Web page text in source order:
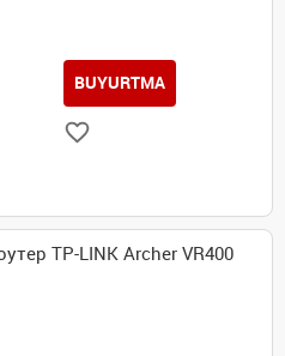
BUYURTMA
TP-LINK Archer VR400